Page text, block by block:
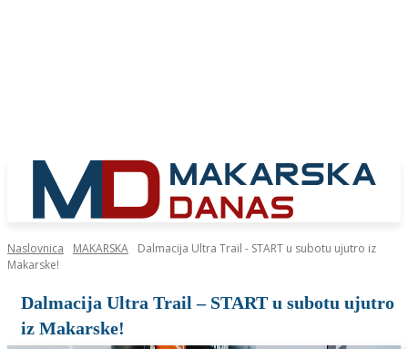
Naslovnica MAKARSKA
Dalmacija Ultra Trail - START u subotu ujutro iz
Makarske!
Dalmacija Ultra Trail – START u subotu ujutro
iz Makarske!